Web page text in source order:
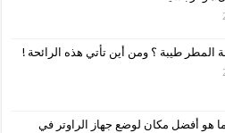
المطر طيبة ؟ ومن أين تأتي هذه الرائحة !
هو أفضل مكان لوضع جهاز الراوتر في